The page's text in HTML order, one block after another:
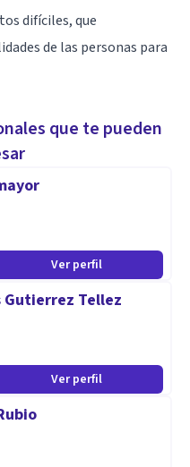
difíciles, que
de las personas para
que te pueden
Ver perfil
Gutierrez Tellez
Ver perfil